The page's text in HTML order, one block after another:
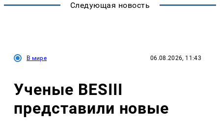
Следующая новость
В мире 06.08.2026, 11:43
Ученые BESIII
представили новые